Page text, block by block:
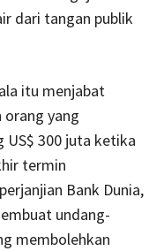
dari tangan publik
itu menjabat
orang yang
US$ 300 juta ketika
termin
Bank Dunia,
undang-
membolehkan